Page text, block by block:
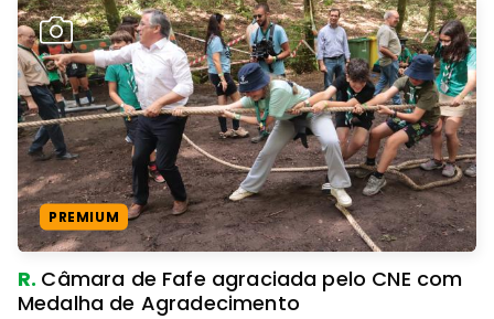
PREMIUM
R. Câmara de Fafe agraciada pelo CNE com
Medalha de Agradecimento